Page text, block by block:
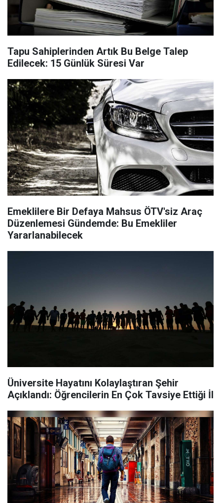
Tapu Sahiplerinden Artık Bu Belge Talep
Edilecek: 15 Günlük Süresi Var
Emeklilere Bir Defaya Mahsus ÖTV'siz Araç
Düzenlemesi Gündemde: Bu Emekliler
Yararlanabilecek
Üniversite Hayatını Kolaylaştıran Şehir
Açıklandı: Öğrencilerin En Çok Tavsiye Ettiği İl